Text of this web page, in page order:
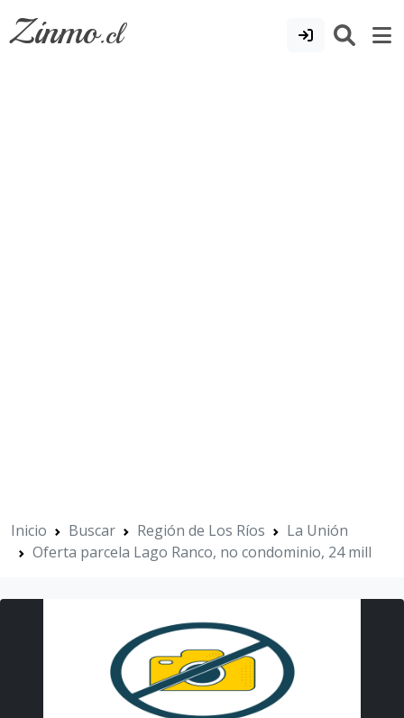
Zinmo.cl
Inicio Buscar Región de Los Ríos
La Unión
Oferta parcela Lago Ranco, no condominio, 24 mill